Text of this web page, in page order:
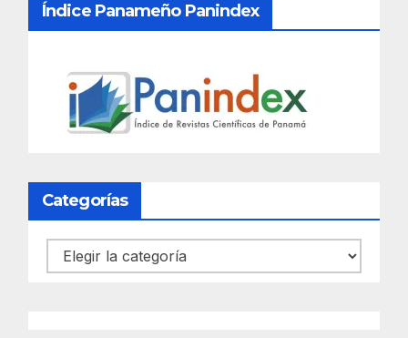
Índice Panameño Panindex
Categorías
Categorías